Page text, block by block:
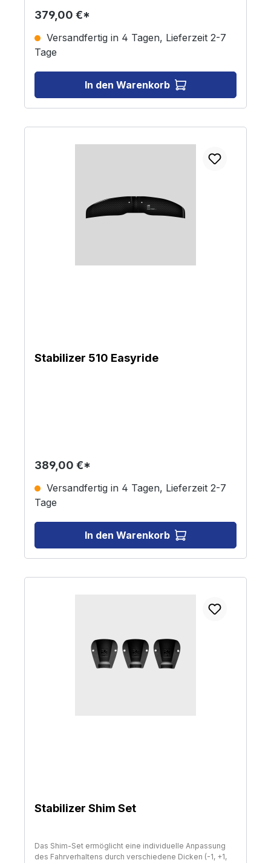
379,00 €*
Versandfertig in 4 Tagen, Lieferzeit 2-7
Tage
In den Warenkorb
Stabilizer 510 Easyride
389,00 €*
Versandfertig in 4 Tagen, Lieferzeit 2-7
Tage
In den Warenkorb
Stabilizer Shim Set
Das Shim-Set ermöglicht eine individuelle Anpassung
des Fahrverhaltens durch verschiedene Dicken (-1, +1,